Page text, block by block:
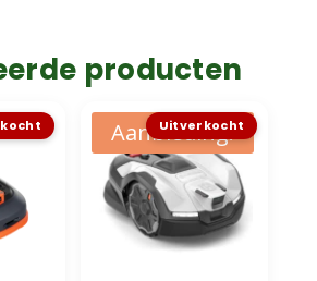
producten
Aanbieding!
Uitverkocht